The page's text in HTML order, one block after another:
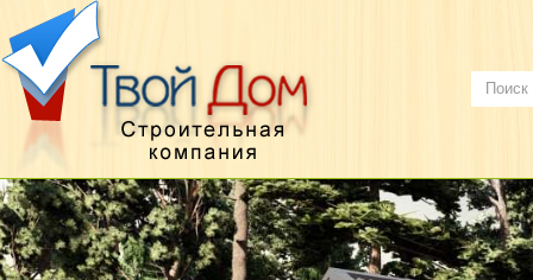
О НАС КАРКАСНЫЕ ДОМА ДОМА ИЗ БРУСА
КОНТАКТЫ